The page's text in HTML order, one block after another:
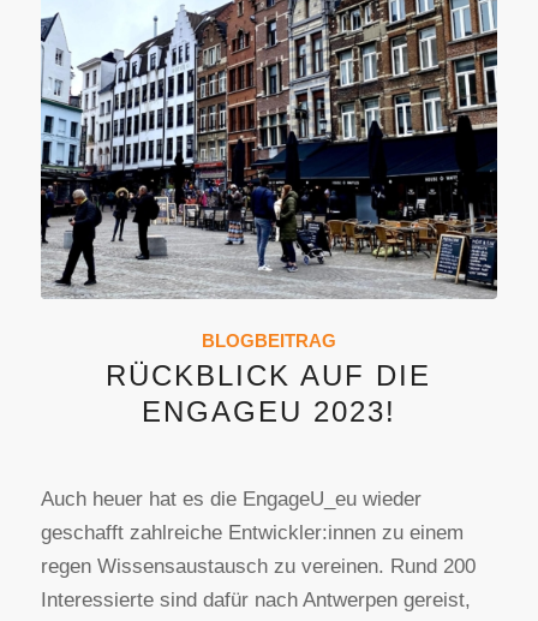
BLOGBEITRAG
RÜCKBLICK AUF DIE
ENGAGEU 2023!
Auch heuer hat es die EngageU_eu wieder
geschafft zahlreiche Entwickler:innen zu einem
regen Wissensaustausch zu vereinen. Rund 200
Interessierte sind dafür nach Antwerpen gereist,